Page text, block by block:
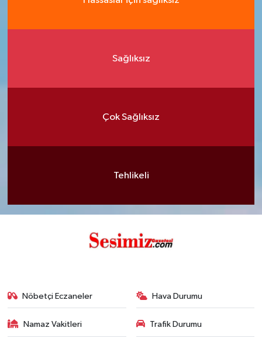
Sağlıksız
Çok Sağlıksız
Tehlikeli
Nöbetçi Eczaneler Hava Durumu
Namaz Vakitleri Trafik Durumu